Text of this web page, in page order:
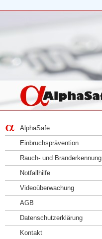
AlphaSafe
Einbruchsprävention
Rauch- und Branderkennung
Notfallhilfe
Videoüberwachung
AGB
Datenschutzerklärung
Kontakt